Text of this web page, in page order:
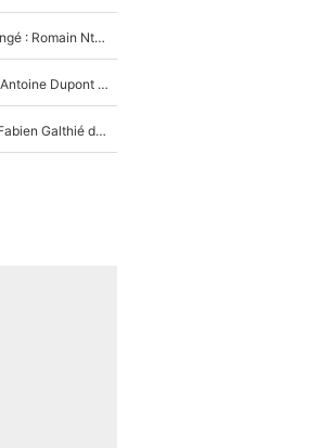
XV de France - Matthieu Jalibert a tout changé : Romain Ntamack doit-il s’inquiéter pour sa place à un an de la Coupe du monde ?
«Le XV de France est meilleur avec Lucu» : Antoine Dupont doit-il s’inquiéter pour sa place ?
Le XV de France a trouvé son remplaçant : Fabien Galthié doit-il se passer d'Antoine Dupont ?